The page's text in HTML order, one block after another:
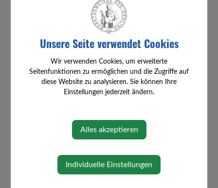
0660/718 26 39
sturmsaal@oed-oehling.gv.at
⇐ zurück
GEMEINDE
Unsere Seite verwendet Cookies
Wir verwenden Cookies, um erweiterte
Seitenfunktionen zu ermöglichen und die Zugriffe auf
diese Website zu analysieren. Sie können Ihre
Einstellungen jederzeit ändern.
Alles akzeptieren
Individuelle Einstellungen